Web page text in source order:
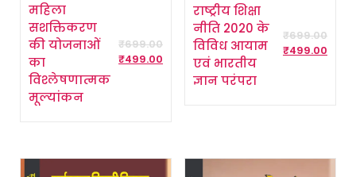
महिला
सशक्तिकरण
की योजनाओं
का
विश्लेषणात्मक
मूल्यांकन
₹699.00
₹499.00
राष्ट्रीय शिक्षा
नीति 2020 के
विविध आयाम
एवं भारतीय
ज्ञान परंपरा
₹699.00
₹499.00